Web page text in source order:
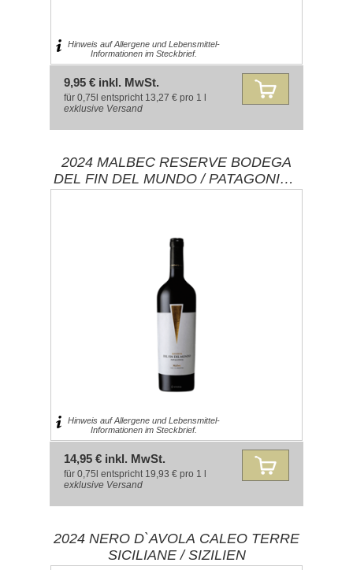
Hinweis auf Allergene und Lebensmittel-
Informationen im Steckbrief.
9,95 € inkl. MwSt.
für 0,75l entspricht 13,27 € pro 1 l
exklusive Versand
2024 MALBEC RESERVE BODEGA
DEL FIN DEL MUNDO / PATAGONIEN
ARGENTINIEN
Hinweis auf Allergene und Lebensmittel-
Informationen im Steckbrief.
14,95 € inkl. MwSt.
für 0,75l entspricht 19,93 € pro 1 l
exklusive Versand
2024 NERO D`AVOLA CALEO TERRE
SICILIANE / SIZILIEN